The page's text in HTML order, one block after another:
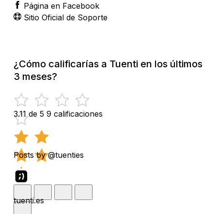
Página en Facebook
Sitio Oficial de Soporte
¿Cómo calificarías a Tuenti en los últimos
3 meses?
3.11 de 5 9 calificaciones
Posts by @tuenties
tuenti.es